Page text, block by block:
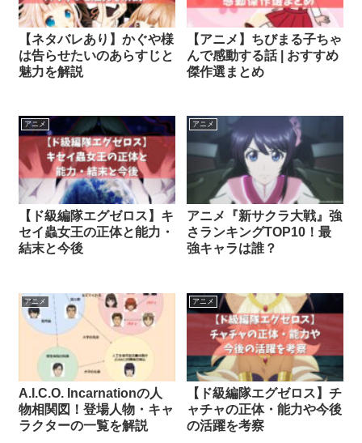
【ネタバレあり】かぐや様
は告らせたいのあらすじと
魅力を解説
【アニメ】ちびまる子ちゃ
んで感動する話 | おすすめ
傑作選まとめ
アニメ
【ド級編隊エグゼロス】キ
セイ蟲女王の正体と能力・
結末と今後
アニメ
アニメ『新サクラ大戦』強
さランキングTOP10！最
強キャラは誰？
アニメ
A.I.C.O. Incarnationの人
物相関図！登場人物・キャ
ラクターの一覧を解説
アニメ
【ド級編隊エグゼロス】チ
ャチャの正体・能力や今後
の活躍を考察